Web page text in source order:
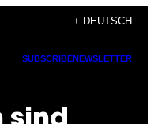
+ DEUTSCH
SUBSCRIBENEWSLETTER
sind